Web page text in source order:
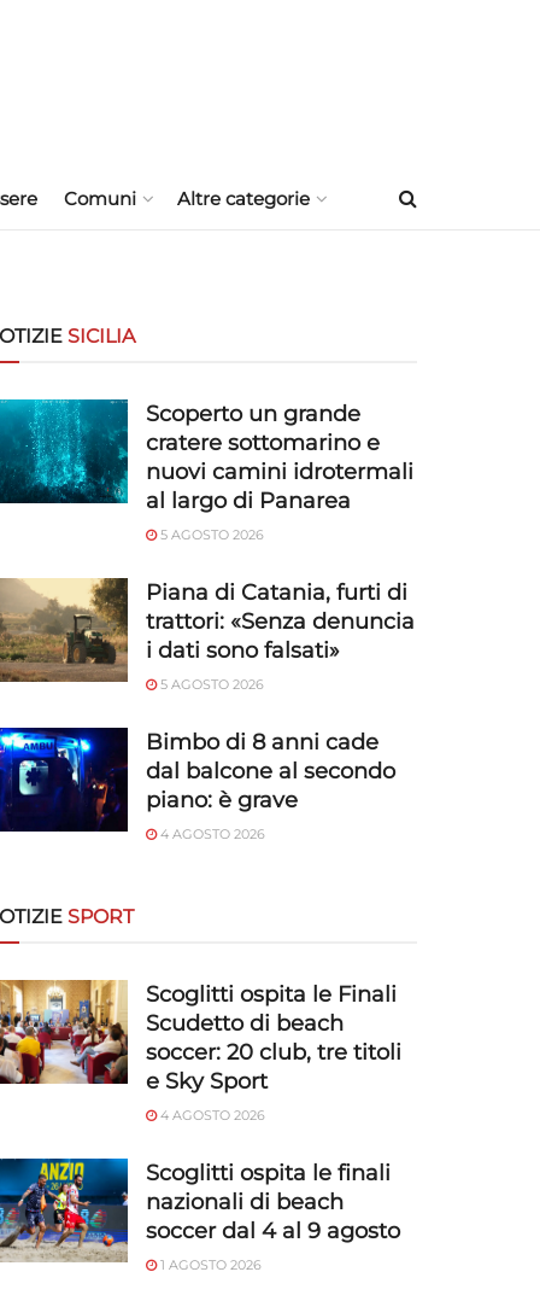
Comuni Altre categorie
SICILIA
Scoperto un grande
cratere sottomarino e
nuovi camini idrotermali
al largo di Panarea
5 AGOSTO 2026
Piana di Catania, furti di
trattori: «Senza denuncia
i dati sono falsati»
5 AGOSTO 2026
Bimbo di 8 anni cade
dal balcone al secondo
piano: è grave
4 AGOSTO 2026
SPORT
Scoglitti ospita le Finali
Scudetto di beach
soccer: 20 club, tre titoli
e Sky Sport
4 AGOSTO 2026
Scoglitti ospita le finali
nazionali di beach
soccer dal 4 al 9 agosto
1 AGOSTO 2026